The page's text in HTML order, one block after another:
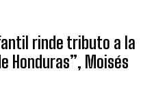
rinde tributo a la
Honduras”, Moisés